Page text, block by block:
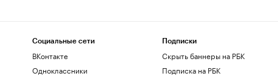
Социальные сети
ВКонтакте
Одноклассники
Подписки
Скрыть баннеры на РБК
Подписка на РБК